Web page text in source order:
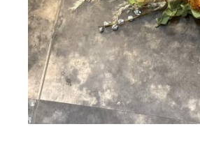
ドライフラワー